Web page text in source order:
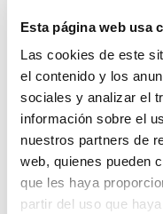
Esta página web usa
Las cookies de este
el contenido y los
sociales y analizar el
información sobre el
nuestros partners de
web, quienes pueden
que les haya
partir del uso que
Ofertas en